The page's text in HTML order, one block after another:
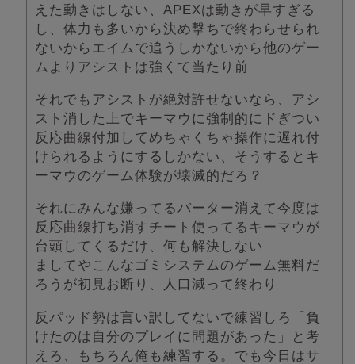
えた動きはしない、APEXは動きが早すぎる
し、体力も多いから決め撃ちで終わらせられ
ないからエイムで追うしかないから他のゲー
ムよりアシストは強くて当たり前
それでもアシストが絶対許せないなら、アシ
スト消した上でキーマウに強制的にドぎつい
反応曲線付加してめちゃくちゃ操作に遅れ付
けられるようにするしかない、そうするとキ
ーマウのゲーム体験が壊滅的だろ？
それにみんな嫌ってるバーター消えて今度は
反応曲線打ち消すチート使ってるキーマウが
台頭してくるだけ、何も解決しない
ましてやこんなゴミシステムのゲーム無料だ
ろうが初見お断り、人口減って終わり
反パッド勢は言い訳してないで練習しろ「負
けたのは自分のプレイに問題があった」と考
えろ、もちろん俺も練習する。でも今日はサ